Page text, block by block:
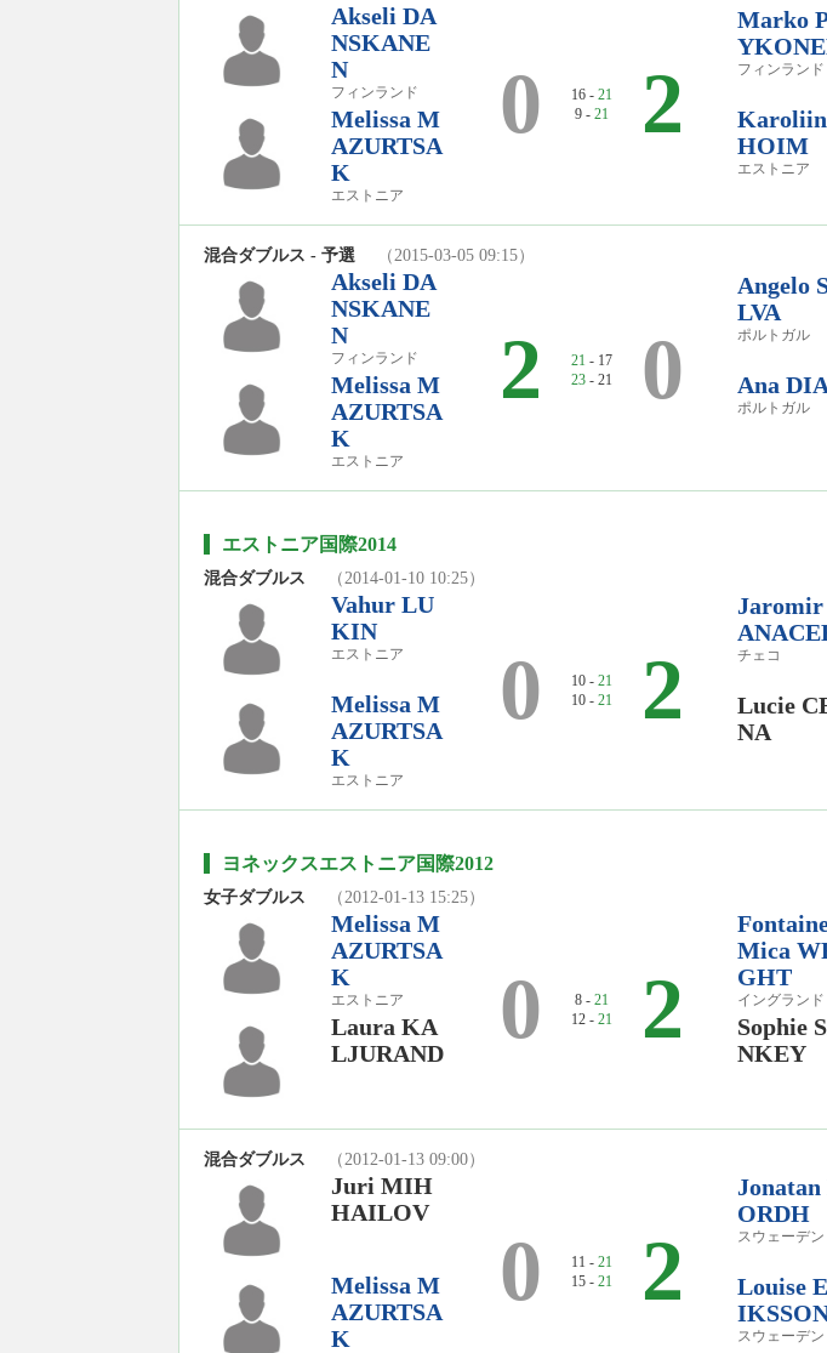
Akseli DA
NSKANE
N
フィンランド
Melissa M
AZURTSA
K
エストニア
0 16 - 21
9 - 21 2
Marko
フィンランド
HOIM
エストニア
混合ダブルス - 予選 （2015-03-05 09:15）
Akseli DA
NSKANE
N
フィンランド
Melissa M
AZURTSA
K
エストニア
2 21 - 17
23 - 21 0
Angelo
LVA
ポルトガル
Ana
ポルトガル
エストニア国際2014
混合ダブルス （2014-01-10 10:25）
Vahur LU
KIN
エストニア
Melissa M
AZURTSA
K
エストニア
0 10 - 21
10 - 21 2
Jaromir
チェコ
Lucie
NA
ヨネックスエストニア国際2012
女子ダブルス （2012-01-13 15:25）
Melissa M
AZURTSA
K
エストニア
Laura KA
LJURAND
0 8 - 21
12 - 21 2
Mica
GHT
イングランド
Sophie
NKEY
混合ダブルス （2012-01-13 09:00）
Juri MIH
HAILOV
Melissa M
AZURTSA
K
0 11 - 21
15 - 21 2
Jonatan
ORDH
スウェーデン
Louise
スウェーデン